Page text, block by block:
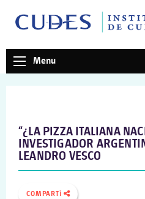
Menu
“¿LA PIZZA ITALIANA
INVESTIGADOR
LEANDRO VESCO
COMPARTÍ